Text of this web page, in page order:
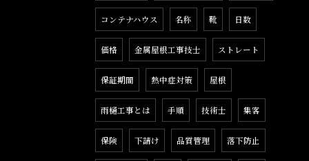
コンテナハウス 名称 靴 日数
価格 金属屋根工事技士 ストレート
保証期間 熱中症対策 屋根
雨樋工事とは 手順 技術士 集客
保険 下請け 品質管理 落下防止